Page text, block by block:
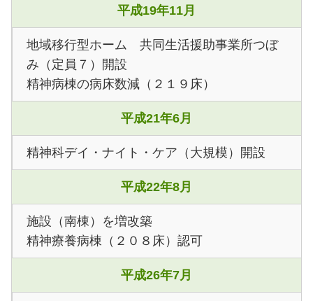
平成19年11月
地域移行型ホーム 共同生活援助事業所つぼ
み（定員７）開設
精神病棟の病床数減（２１９床）
平成21年6月
精神科デイ・ナイト・ケア（大規模）開設
平成22年8月
施設（南棟）を増改築
精神療養病棟（２０８床）認可
平成26年7月